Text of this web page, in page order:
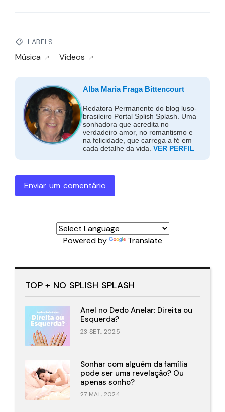
LABELS
Música Vídeos
Alba Maria Fraga Bittencourt
Redatora Permanente do blog luso-
brasileiro Portal Splish Splash. Uma
sonhadora que acredita no
verdadeiro amor, no romantismo e
na felicidade, que carrega a fé em
cada detalhe da vida. VER PERFIL
Enviar um comentário
Powered by Translate
TOP + NO SPLISH SPLASH
Anel no Dedo Anelar: Direita ou
Esquerda?
23 SET., 2025
Sonhar com alguém da família
pode ser uma revelação? Ou
apenas sonho?
27 MAI., 2024